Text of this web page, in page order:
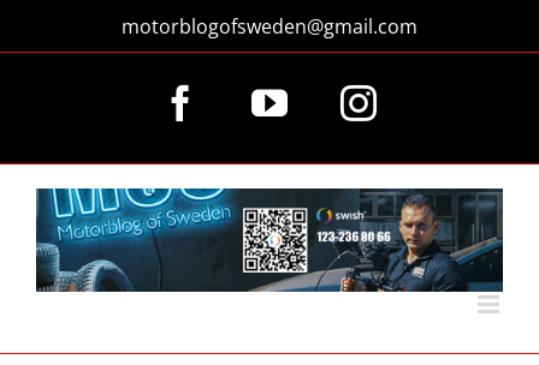
innehållet
motorblogofsweden@gmail.com
FacebookYouTubeInstagram